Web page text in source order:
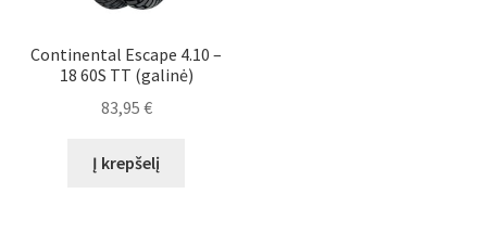
Continental Escape 4.10 –
18 60S TT (galinė)
83,95 €
Į krepšelį